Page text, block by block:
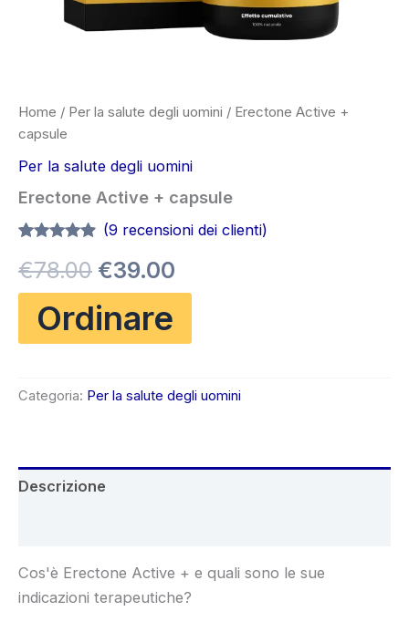
Home / Per la salute degli uomini / Erectone Active +
capsule
Per la salute degli uomini
Erectone Active + capsule
su 5 su
base di
recensioni
(9recensioni dei clienti)
€78.00 Il
prezzo
originale
€39.00
attuale
Ordinare
Categoria: Per la salute degli uomini
Descrizione
Cos'è Erectone Active + e quali sono le sue
indicazioni terapeutiche?